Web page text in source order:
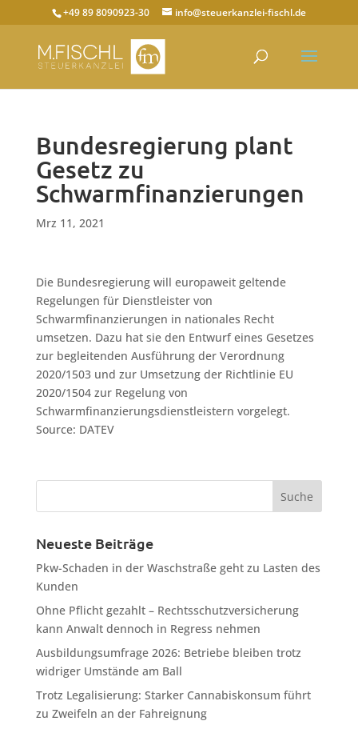
+49 89 8090923-30 info@steuerkanzlei-fischl.de
Bundesregierung plant
Gesetz zu
Schwarmfinanzierungen
Mrz 11, 2021
Die Bundesregierung will europaweit geltende
Regelungen für Dienstleister von
Schwarmfinanzierungen in nationales Recht
umsetzen. Dazu hat sie den Entwurf eines Gesetzes
zur begleitenden Ausführung der Verordnung
2020/1503 und zur Umsetzung der Richtlinie EU
2020/1504 zur Regelung von
Schwarmfinanzierungsdienstleistern vorgelegt.
Source: DATEV
Neueste Beiträge
Pkw-Schaden in der Waschstraße geht zu Lasten des
Kunden
Ohne Pflicht gezahlt – Rechtsschutzversicherung
kann Anwalt dennoch in Regress nehmen
Ausbildungsumfrage 2026: Betriebe bleiben trotz
widriger Umstände am Ball
Trotz Legalisierung: Starker Cannabiskonsum führt
zu Zweifeln an der Fahreignung